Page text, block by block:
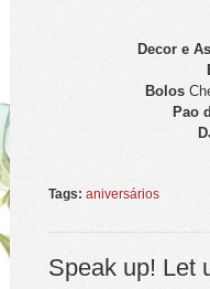
Decor e
Bolos
Pao
Tags: aniversários
Speak up! Let